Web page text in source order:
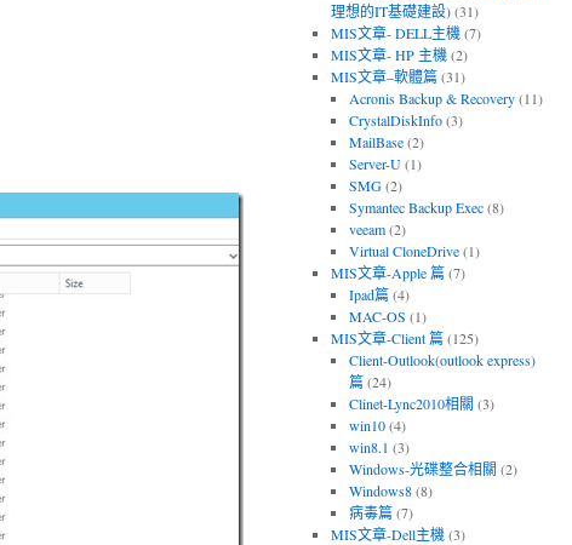
理想的IT基礎建設)(31)
MIS文章- DELL主機(7)
MIS文章- HP 主機(2)
MIS文章–軟體篇(31)
Acronis Backup & Recovery(11)
CrystalDiskInfo(3)
MailBase(2)
Server-U(1)
SMG(2)
Symantec Backup Exec(8)
veeam(2)
Virtual CloneDrive(1)
MIS文章-Apple 篇(7)
Ipad篇(4)
MAC-OS (1)
MIS文章-Client 篇(125)
Client-Outlook(outlook express)
篇(24)
Clinet-Lync2010相關 (3)
win10(4)
win8.1 (3)
Windows-光碟整合相關 (2)
Windows8(8)
病毒篇(7)
MIS文章-Dell主機(3)